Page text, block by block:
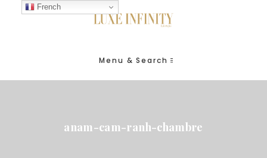
Menu & Search
anam-cam-ranh-chambre
French